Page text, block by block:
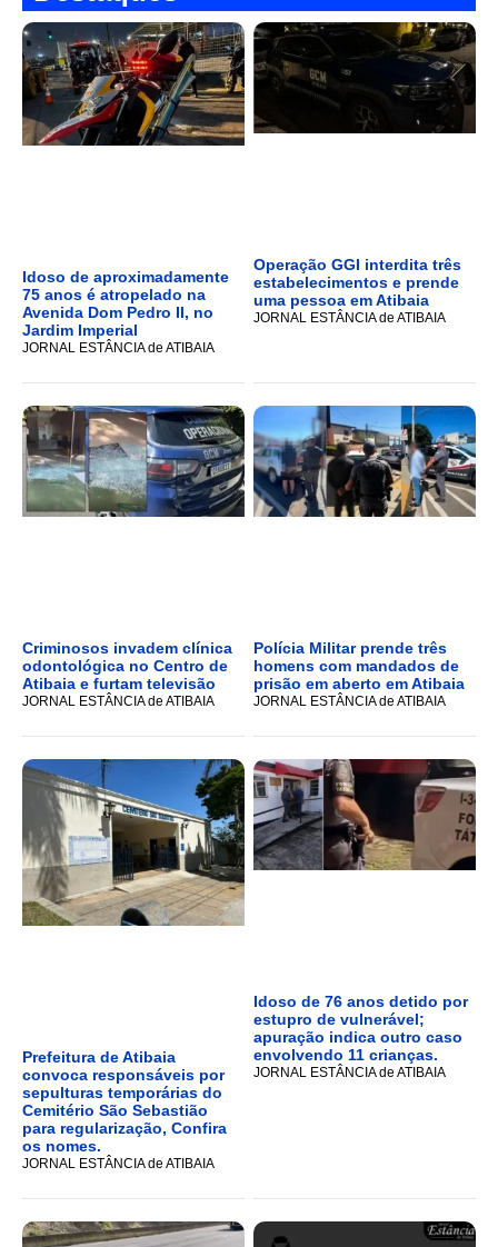
Idoso de aproximadamente
75 anos é atropelado na
Avenida Dom Pedro II, no
Jardim Imperial
JORNAL ESTÂNCIA de ATIBAIA
Operação GGI interdita três
estabelecimentos e prende
uma pessoa em Atibaia
JORNAL ESTÂNCIA de ATIBAIA
Criminosos invadem clínica
odontológica no Centro de
Atibaia e furtam televisão
JORNAL ESTÂNCIA de ATIBAIA
Polícia Militar prende três
homens com mandados de
prisão em aberto em Atibaia
JORNAL ESTÂNCIA de ATIBAIA
Prefeitura de Atibaia
convoca responsáveis por
sepulturas temporárias do
Cemitério São Sebastião
para regularização, Confira
os nomes.
JORNAL ESTÂNCIA de ATIBAIA
Idoso de 76 anos detido por
estupro de vulnerável;
apuração indica outro caso
envolvendo 11 crianças.
JORNAL ESTÂNCIA de ATIBAIA